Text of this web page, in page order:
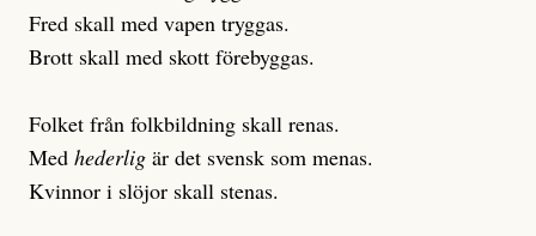
Fred skall med vapen tryggas.
Brott skall med skott förebyggas.
Folket från folkbildning skall renas.
Med hederlig är det svensk som menas.
Kvinnor i slöjor skall stenas.